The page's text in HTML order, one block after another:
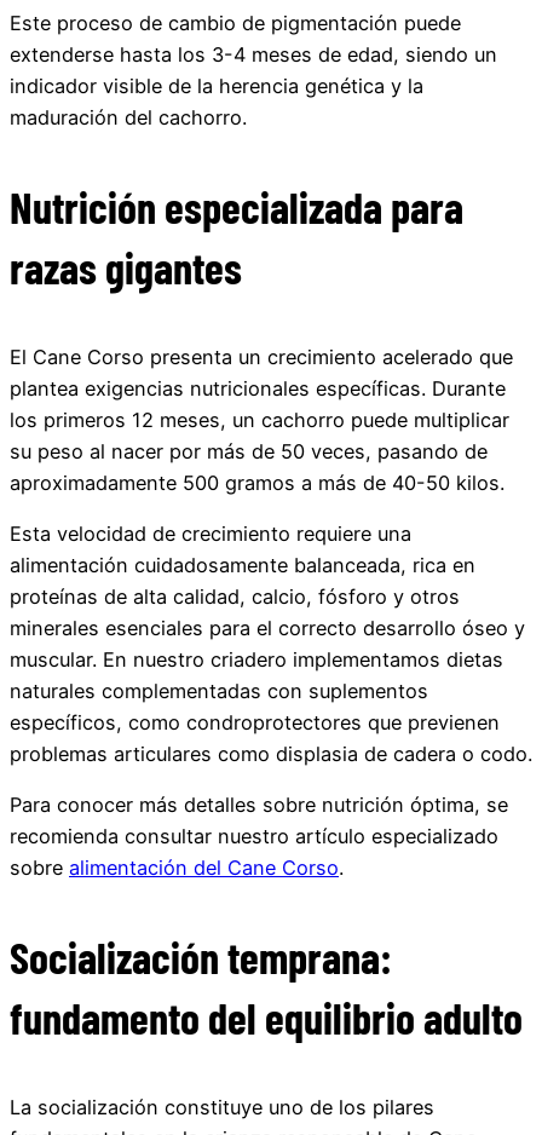
Este proceso de cambio de pigmentación puede
extenderse hasta los 3-4 meses de edad, siendo un
indicador visible de la herencia genética y la
maduración del cachorro.
Nutrición especializada para
razas gigantes
El Cane Corso presenta un crecimiento acelerado que
plantea exigencias nutricionales específicas. Durante
los primeros 12 meses, un cachorro puede multiplicar
su peso al nacer por más de 50 veces, pasando de
aproximadamente 500 gramos a más de 40-50 kilos.
Esta velocidad de crecimiento requiere una
alimentación cuidadosamente balanceada, rica en
proteínas de alta calidad, calcio, fósforo y otros
minerales esenciales para el correcto desarrollo óseo y
muscular. En nuestro criadero implementamos dietas
naturales complementadas con suplementos
específicos, como condroprotectores que previenen
problemas articulares como displasia de cadera o codo.
Para conocer más detalles sobre nutrición óptima, se
recomienda consultar nuestro artículo especializado
sobre alimentación del Cane Corso.
Socialización temprana:
fundamento del equilibrio adulto
La socialización constituye uno de los pilares